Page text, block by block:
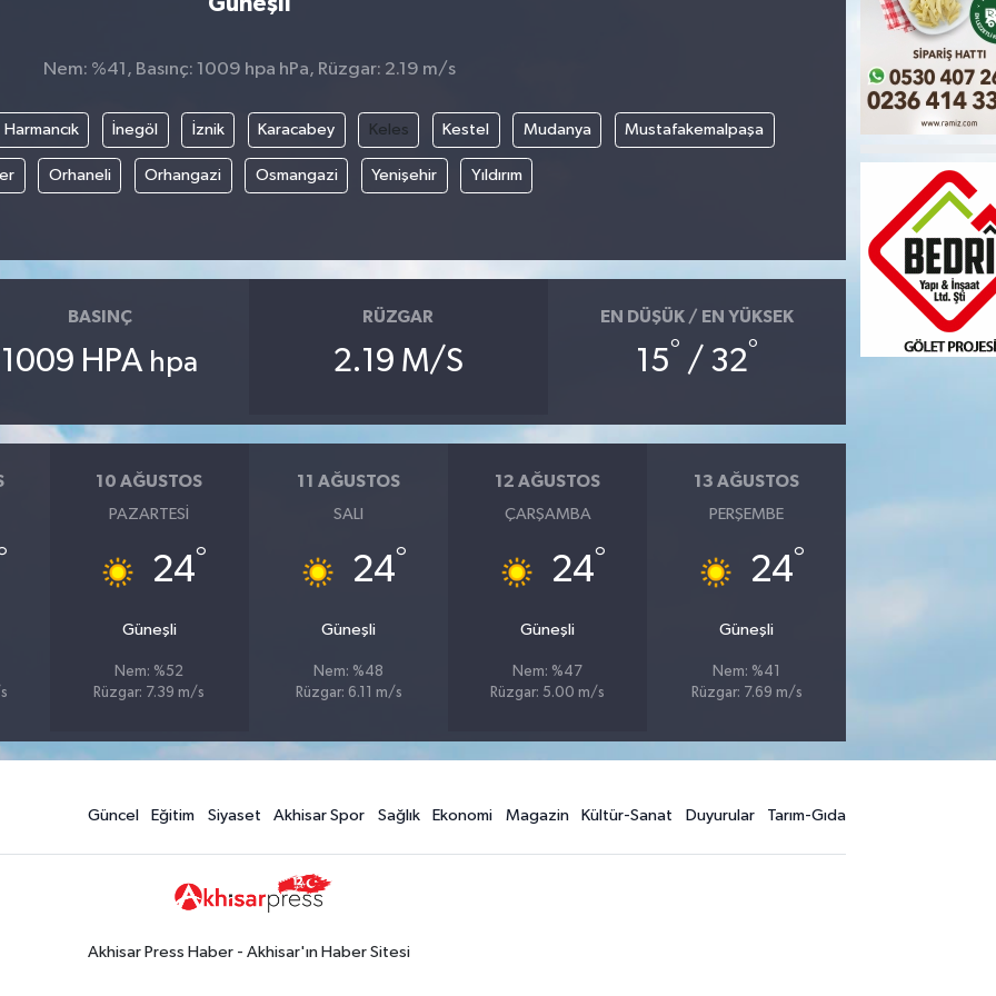
Nem: %41, Basınç: 1009 hpa hPa, Rüzgar: 2.19 m/s
Harmancık İnegöl İznik Karacabey Keles Kestel Mudanya Mustafakemalpaşa
Orhaneli Orhangazi Osmangazi Yenişehir Yıldırım
BASINÇ
1009 HPA hpa
RÜZGAR
2.19 M/S
EN DÜŞÜK / EN YÜKSEK
15° / 32°
10 AĞUSTOS
PAZARTESI
24°
Güneşli
Nem: %52
Rüzgar: 7.39 m/s
11 AĞUSTOS
SALI
24°
Güneşli
Nem: %48
Rüzgar: 6.11 m/s
12 AĞUSTOS
ÇARŞAMBA
24°
Güneşli
Nem: %47
Rüzgar: 5.00 m/s
13 AĞUSTOS
PERŞEMBE
24°
Güneşli
Nem: %41
Rüzgar: 7.69 m/s
Güncel Eğitim Siyaset Akhisar Spor Sağlık Ekonomi Magazin Kültür-Sanat Duyurular Tarım-Gıda
Akhisar Press Haber - Akhisar'ın Haber Sitesi